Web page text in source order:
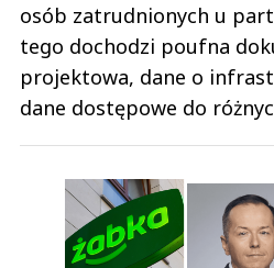
osób zatrudnionych u
tego dochodzi poufna
projektowa, dane o
dane dostępowe do